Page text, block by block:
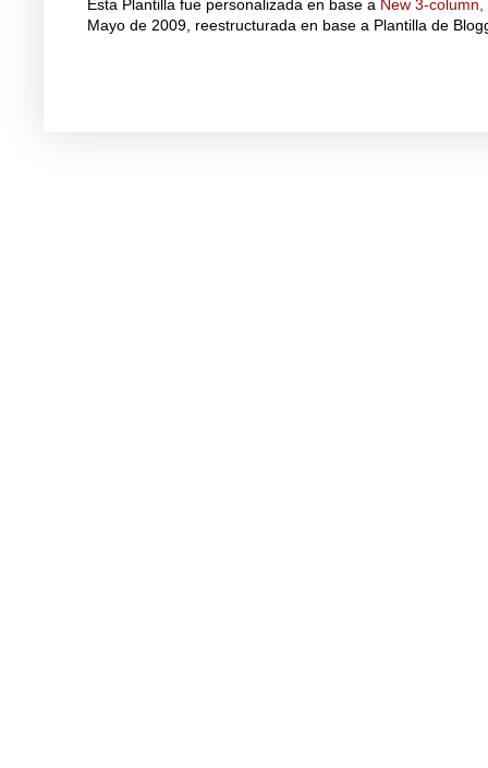
Esta Plantilla fue personalizada en base a New 3-
Mayo de 2009, reestructurada en base a Plantilla de